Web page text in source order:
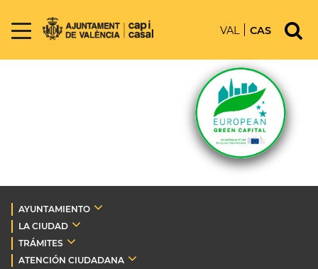
VAL CAS
AYUNTAMIENTO
LA CIUDAD
TRÁMITES
ATENCIÓN CIUDADANA